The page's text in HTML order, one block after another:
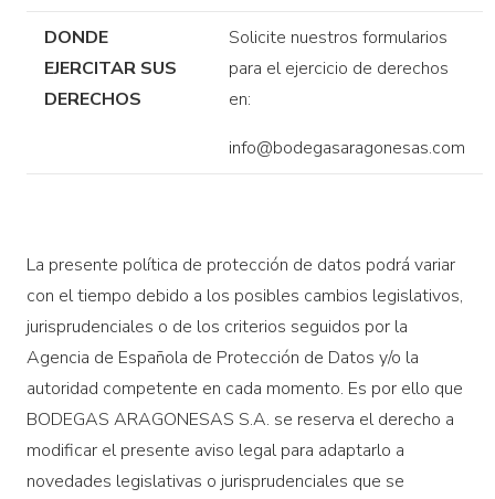
DONDE
EJERCITAR SUS
DERECHOS
Solicite nuestros formularios
para el ejercicio de derechos
en:
info@bodegasaragonesas.com
La presente política de protección de datos podrá variar
con el tiempo debido a los posibles cambios legislativos,
jurisprudenciales o de los criterios seguidos por la
Agencia de Española de Protección de Datos y/o la
autoridad competente en cada momento. Es por ello que
BODEGAS ARAGONESAS S.A. se reserva el derecho a
modificar el presente aviso legal para adaptarlo a
novedades legislativas o jurisprudenciales que se